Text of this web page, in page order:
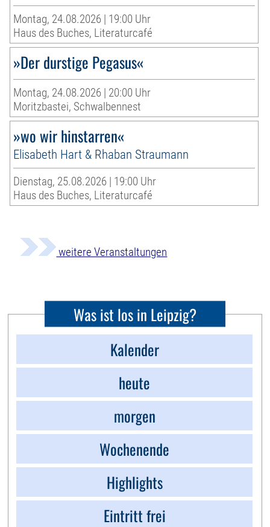
Montag, 24.08.2026 | 19:00 Uhr
Haus des Buches, Literaturcafé
»Der durstige Pegasus«
Montag, 24.08.2026 | 20:00 Uhr
Moritzbastei, Schwalbennest
»wo wir hinstarren«
Elisabeth Hart & Rhaban Straumann
Dienstag, 25.08.2026 | 19:00 Uhr
Haus des Buches, Literaturcafé
weitere Veranstaltungen
Was ist los in Leipzig?
Kalender
heute
morgen
Wochenende
Highlights
Eintritt frei